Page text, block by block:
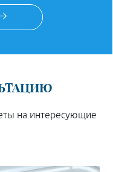
на интересующие